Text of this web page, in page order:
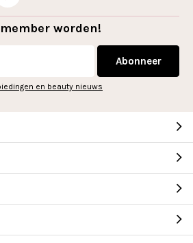
worden!
Abonneer
en beauty nieuws